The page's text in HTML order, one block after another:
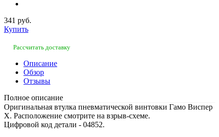
341 руб.
Купить
Рассчитать доставку
Описание
Обзор
Отзывы
Полное описание
Оригинальная втулка пневматической винтовки Гамо Виспер
Х. Расположение смотрите на взрыв-схеме.
Цифровой код детали - 04852.